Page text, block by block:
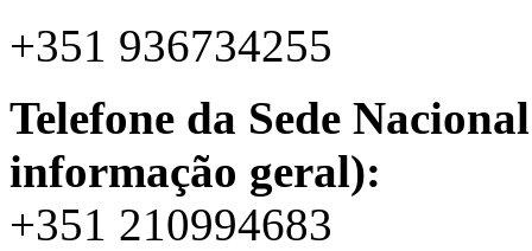
+351 936734255
Telefone da Sede
informação geral):
+351 210994683